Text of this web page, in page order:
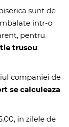
sunt de
intr-o
pentru
trusou:
companiei de
se calculeaza
in zilele de